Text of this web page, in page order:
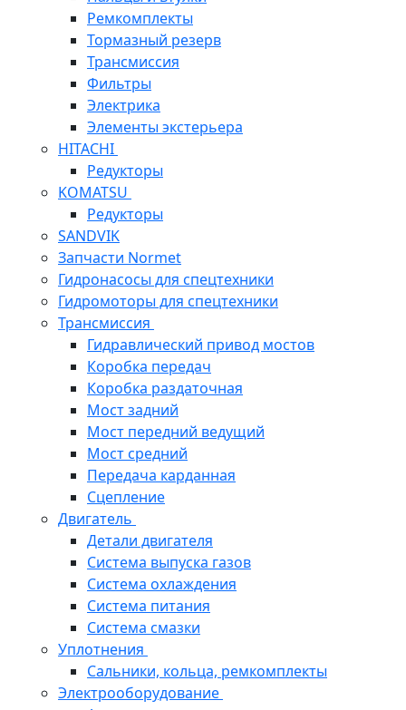
Ремкомплекты
Тормазный резерв
Трансмиссия
Фильтры
Электрика
Элементы экстерьера
HITACHI
Редукторы
KOMATSU
Редукторы
SANDVIK
Запчасти Normet
Гидронасосы для спецтехники
Гидромоторы для спецтехники
Трансмиссия
Гидравлический привод мостов
Коробка передач
Коробка раздаточная
Мост задний
Мост передний ведущий
Мост средний
Передача карданная
Сцепление
Двигатель
Детали двигателя
Система выпуска газов
Система охлаждения
Система питания
Система смазки
Уплотнения
Сальники, кольца, ремкомплекты
Электрооборудование